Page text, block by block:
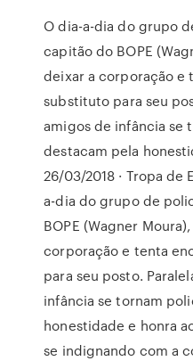
O dia-a-dia do grupo
capitão do BOPE
deixar a corporação e
substituto para seu
amigos de infância se
destacam pela
26/03/2018 · Tropa de
a-dia do grupo de
BOPE (Wagner
corporação e tenta
para seu posto.
infância se tornam
honestidade e honra
se indignando com a